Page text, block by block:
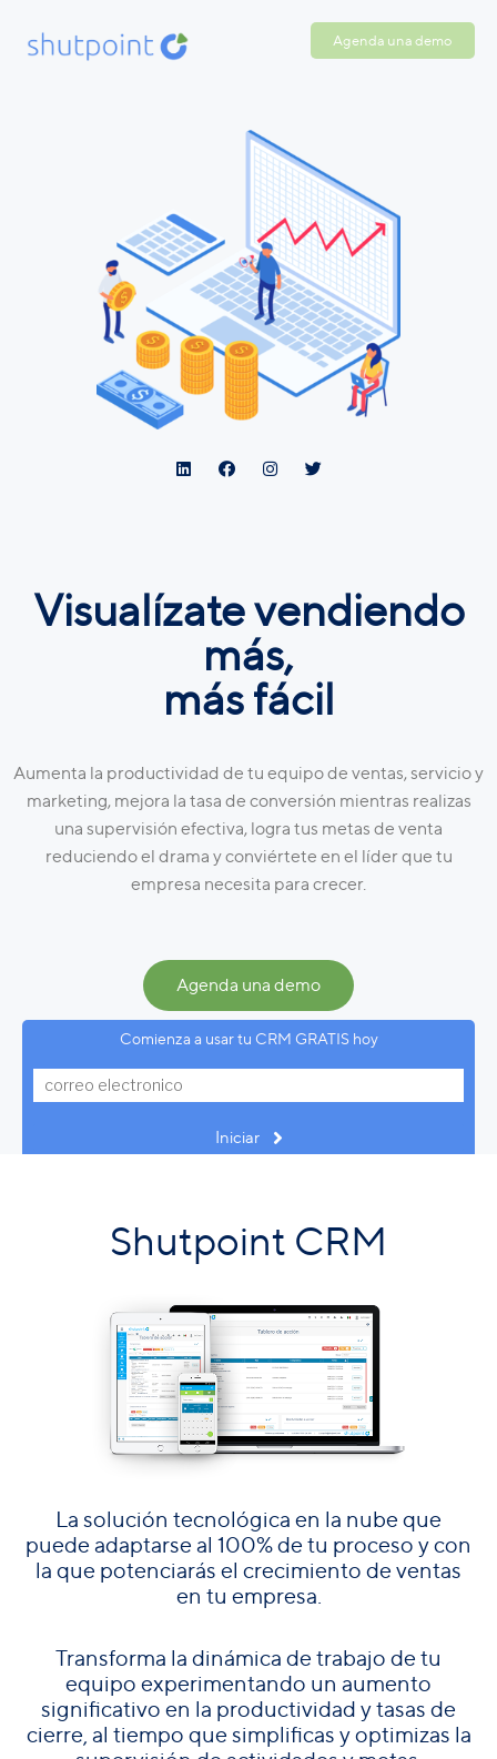
Agenda una demo
Visualízate vendiendo
más,
más fácil
Aumenta la productividad de tu equipo de ventas, servicio y
marketing, mejora la tasa de conversión mientras realizas
una supervisión efectiva, logra tus metas de venta
reduciendo el drama y conviértete en el líder que tu
empresa necesita para crecer.
Agenda una demo
Comienza a usar tu CRM GRATIS hoy
Iniciar
Shutpoint CRM
La solución tecnológica en la nube que
puede adaptarse al 100% de tu proceso y con
la que potenciarás el crecimiento de ventas
en tu empresa.
Transforma la dinámica de trabajo de tu
equipo experimentando un aumento
significativo en la productividad y tasas de
cierre, al tiempo que simplificas y optimizas la